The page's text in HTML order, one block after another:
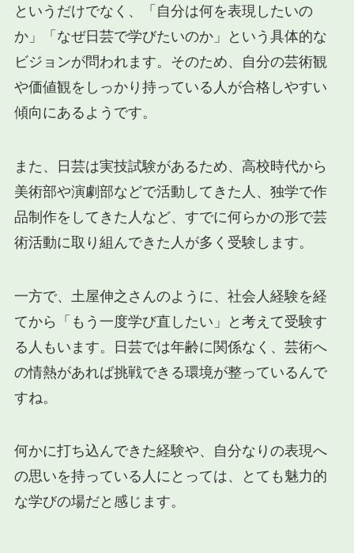
というだけでなく、「自分は何を表現したいの
か」「なぜ日芸で学びたいのか」という具体的な
ビジョンが問われます。そのため、自分の芸術観
や価値観をしっかり持っている人が合格しやすい
傾向にあるようです。
また、日芸は実技試験があるため、高校時代から
美術部や演劇部などで活動してきた人、独学で作
品制作をしてきた人など、すでに何らかの形で芸
術活動に取り組んできた人が多く受験します。
一方で、土屋伸之さんのように、社会人経験を経
てから「もう一度学び直したい」と考えて受験す
る人もいます。日芸では年齢に関係なく、芸術へ
の情熱があれば挑戦できる環境が整っているんで
すね。
何かに打ち込んできた経験や、自分なりの表現へ
の思いを持っている人にとっては、とても魅力的
な学びの場だと感じます。